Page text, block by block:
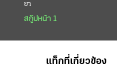
ยา
สกู๊ปหน้า 1
แท็กที่เกี่ยวข้อง